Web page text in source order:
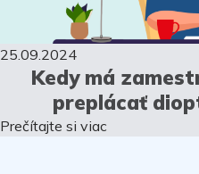
25.09.2024
Kedy má
preplácať
Prečítajte si viac